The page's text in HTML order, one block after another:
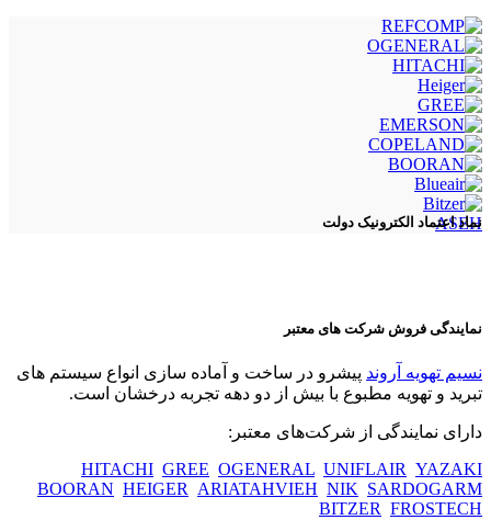
ASEH
نماد اعتماد الکترونیک دولت
نمایندگی فروش شرکت های معتبر
نسیم تهویه آروند پیشرو در ساخت و آماده سازی انواع سیستم های
تبرید و تهویه مطبوع با بیش از دو دهه تجربه درخشان است.
دارای نمایندگی از شرکت‌های معتبر:
HITACHI GREE OGENERAL UNIFLAIR YAZAKI
BOORAN HEIGER ARIATAHVIEH NIK SARDOGARM
BITZER FROSTECH